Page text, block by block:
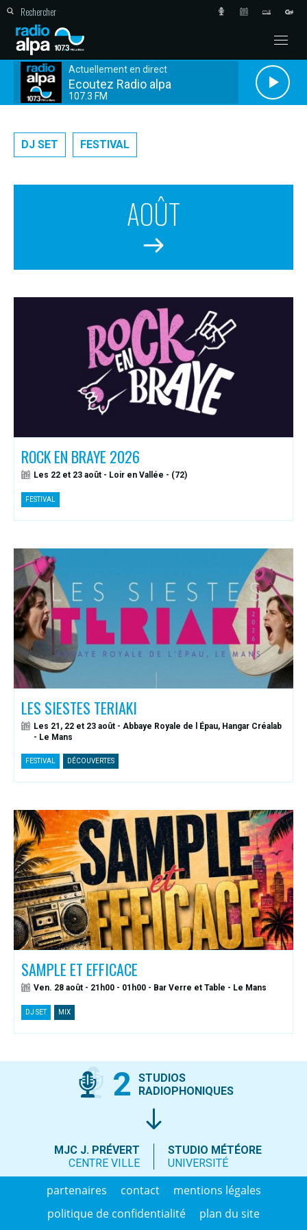
Actuellement en direct
Ecoutez Radio alpa
107.3 FM
DJ SET FESTIVAL
AOÛT
ROCK EN BRAYE 2026
Les 22 et 23 août - Loir en Vallée - (72)
FESTIVAL
LES SIESTES TERIAKI
Les 21, 22 et 23 août - Abbaye Royale de l Épau, Hangar Créalab
- Le Mans
FESTIVAL DÉCOUVERTES
SAMPLE ET EFFICACE
Ven. 28 août - 21h00 - 01h00 - Bar Verre et Table - Le Mans
DJ SET MIX
2
STUDIOS
RADIOPHONIQUES
MJC J. PRÉVERT
CENTRE VILLE
STUDIO MÉTÉORE
UNIVERSITÉ
partenaires contact
mentions légales
politique de confidentialité
plan du site